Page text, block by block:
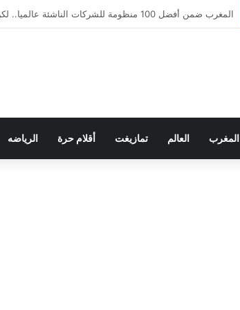
سبتة ومليلية… حين يتحدث أنصار الديمقراطية بلسان الاستعمار
المغرب العالم تمازيغت أقلام حرة الرياضه